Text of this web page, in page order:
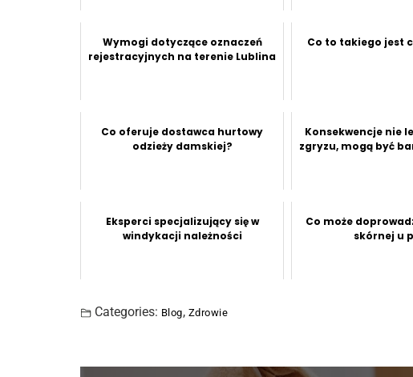
Wymogi dotyczące oznaczeń
rejestracyjnych na terenie Lublina
Co to takiego jest
Co oferuje dostawca hurtowy
odzieży damskiej?
Konsekwencje nie
zgryzu, mogą być
Eksperci specjalizujący się w
windykacji należności
Co może
skórnej u
Categories: Blog, Zdrowie